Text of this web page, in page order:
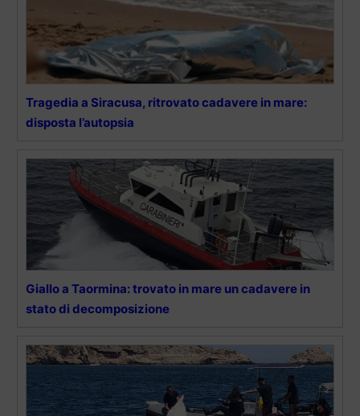
Tragedia a Siracusa, ritrovato cadavere in mare:
disposta l’autopsia
Giallo a Taormina: trovato in mare un cadavere in
stato di decomposizione